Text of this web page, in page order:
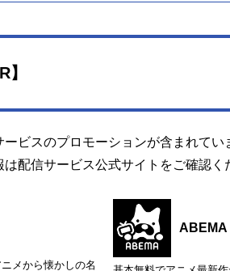
ビスのプロモーションが含まれてい
配信サービス公式サイトをご確認く
メから懐かしの名
ABEMA